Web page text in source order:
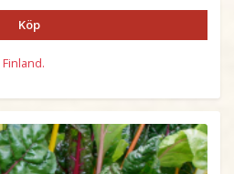
Köp
Finland.